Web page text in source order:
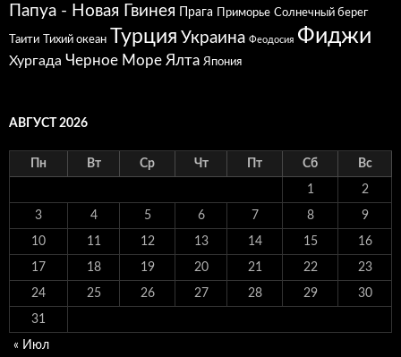
Папуа - Новая Гвинея Прага Приморье Солнечный берег
Таити Тихий океан Турция Украина Феодосия Фиджи
Хургада Черное Море Ялта Япония
АВГУСТ 2026
Пн Вт Ср Чт Пт Сб Вс
1 2
3 4 5 6 7 8 9
10 11 12 13 14 15 16
17 18 19 20 21 22 23
24 25 26 27 28 29 30
31
« Июл